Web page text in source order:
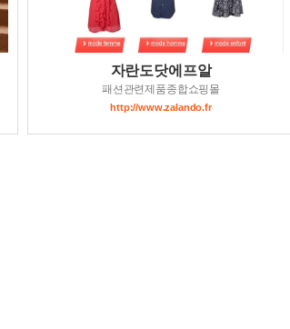
자란도닷에프알
패션관련제품종합쇼핑몰
http://www.zalando.fr